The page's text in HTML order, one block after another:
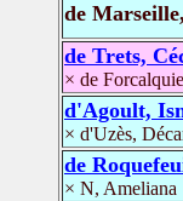
de
de Trets,
× de
d'Agoult,
× d'Uzès,
de
× N, Ameliana